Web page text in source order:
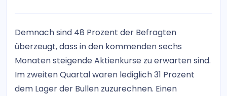
Demnach sind 48 Prozent der Befragten
überzeugt, dass in den kommenden sechs
Monaten steigende Aktienkurse zu erwarten sind.
Im zweiten Quartal waren lediglich 31 Prozent
dem Lager der Bullen zuzurechnen. Einen